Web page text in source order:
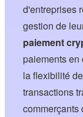
d'entreprises
gestion de
paiement
paiements
la flexibilité
transactions
commerçants